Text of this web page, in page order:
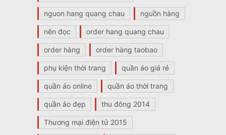
nguon hang quang chau nguồn hàng
nên đọc order hang quang chau
order hàng order hàng taobao
phụ kiện thời trang quần áo giá rẻ
quần áo online quần áo thời trang
quần áo đẹp thu đông 2014
Thương mại điện tử 2015